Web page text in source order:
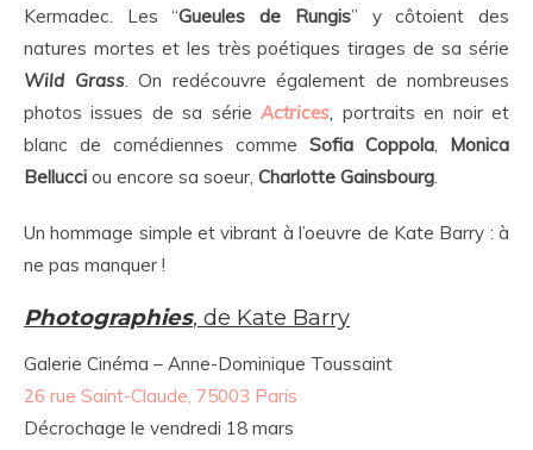
Kermadec. Les “Gueules de Rungis” y côtoient des
natures mortes et les très poétiques tirages de sa série
Wild Grass. On redécouvre également de nombreuses
photos issues de sa série Actrices, portraits en noir et
blanc de comédiennes comme Sofia Coppola,
Monica
Bellucci ou encore sa soeur, Charlotte Gainsbourg.
Un hommage simple et vibrant à l’oeuvre de Kate Barry : à
ne pas manquer !
Photographies, de Kate Barry
Galerie Cinéma – Anne-Dominique Toussaint
26 rue Saint-Claude, 75003 Paris
Décrochage le vendredi 18 mars